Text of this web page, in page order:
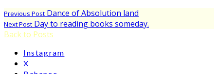
Previous Post Dance of Absolution land
Next Post Day to reading books someday.
Back to Posts
Instagram
X